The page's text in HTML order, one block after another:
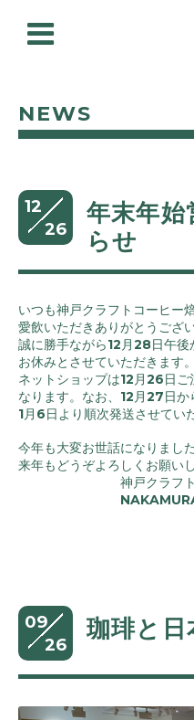
NEWS
12
26
年末年始
らせ
いつも神戸クラフトコーヒ
愛飲いただきありがとうござい
誠に勝手ながら12月28日午
お休みとさせていただきます。
ネットショップは12月26日ご
なります。なお、12月27日
1月6日より順次発送させてい
今年も大変お世話になりました
来年もどうぞよろしくお願いし
神戸クラフトコー
09
26
珈琲と日